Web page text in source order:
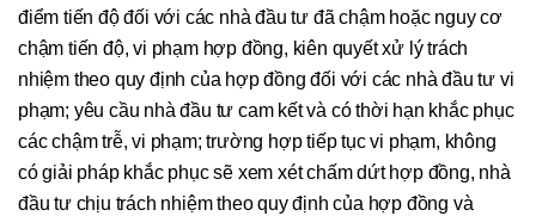
điểm tiến độ đối với các nhà đầu tư đã chậm hoặc nguy cơ
chậm tiến độ, vi phạm hợp đồng, kiên quyết xử lý trách
nhiệm theo quy định của hợp đồng đối với các nhà đầu tư vi
phạm; yêu cầu nhà đầu tư cam kết và có thời hạn khắc phục
các chậm trễ, vi phạm; trường hợp tiếp tục vi phạm, không
có giải pháp khắc phục sẽ xem xét chấm dứt hợp đồng, nhà
đầu tư chịu trách nhiệm theo quy định của hợp đồng và